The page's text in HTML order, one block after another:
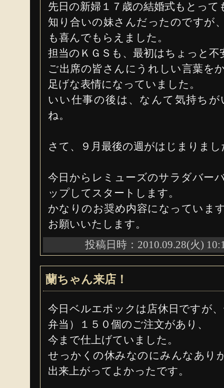
先日の新婦１７歳の結婚式もとっ
知り合いの妹さんだったのですが
も喜んでもらえました。
担当のＫＧＳも、最初はちょっと
ご出席の皆さんにうれしい言葉を
足げな表情になっていました。
いい仕事の後は、なんて気持ち
ね。
さて、９月最後の週がはじまりまし
今日からレミューズのサラダバー
ップしてスタートします。
かなりのお奨め内容になっていま
お願いいたします。
投稿日時：2010.09.28(火)
蘭ちゃん来店！
今日ベルエポックは店休日ですが
弁当）１５０個のご注文があり、
今まで仕上げていました。
せっかくの休みなのにみんなあり
出来上がってよかったです。